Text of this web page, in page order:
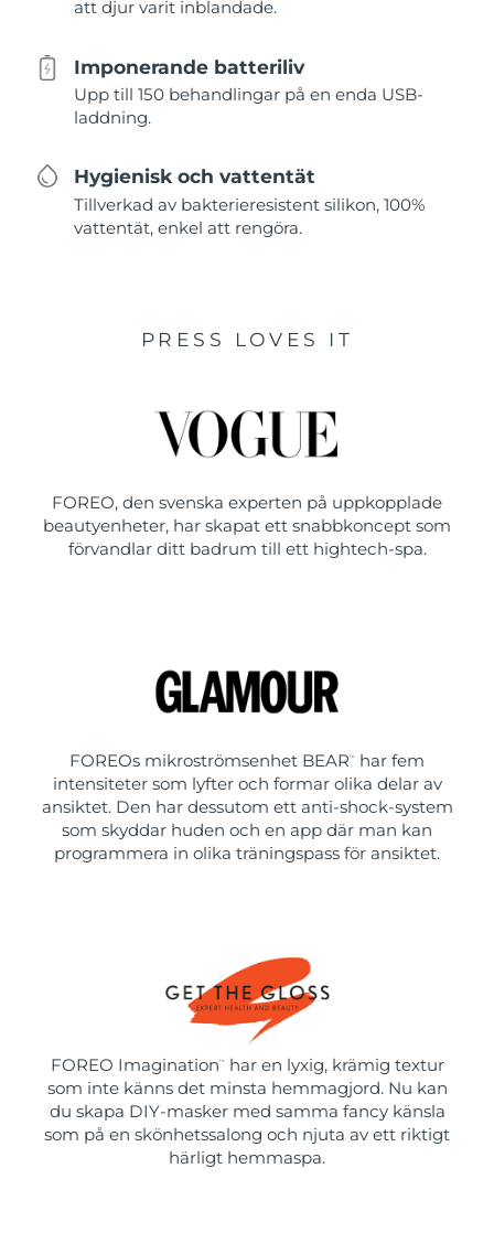
att djur varit inblandade.
Imponerande batteriliv
Upp till 150 behandlingar på en enda USB-
laddning.
Hygienisk och vattentät
Tillverkad av bakterieresistent silikon, 100%
vattentät, enkel att rengöra.
PRESS LOVES IT
FOREO, den svenska experten på uppkopplade
beautyenheter, har skapat ett snabbkoncept som
förvandlar ditt badrum till ett hightech-spa.
FOREOs mikroströmsenhet BEAR ™
har fem
intensiteter som lyfter och formar olika delar av
ansiktet. Den har dessutom ett anti-shock-system
som skyddar huden och en app där man kan
programmera in olika träningspass för ansiktet.
FOREO Imagination ™
har en lyxig, krämig textur
som inte känns det minsta hemmagjord. Nu kan
du skapa DIY-masker med samma fancy känsla
som på en skönhetssalong och njuta av ett riktigt
härligt hemmaspa.